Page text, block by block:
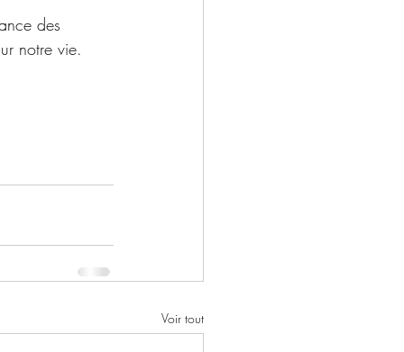
des
notre vie.
Voir tout